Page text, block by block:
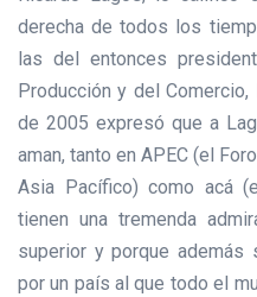
derecha de todos los
las del entonces
Producción y del
de 2005 expresó que a
aman, tanto en APEC (el
Asia Pacífico) como acá
tienen una tremenda
superior y porque además
por un país al que todo el